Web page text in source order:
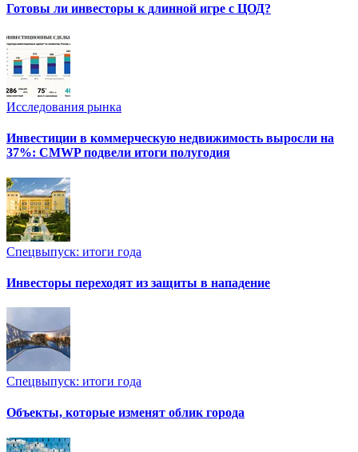
Готовы ли инвесторы к длинной игре с ЦОД?
Исследования рынка
Инвестиции в коммерческую недвижимость выросли на
37%: CMWP подвели итоги полугодия
Спецвыпуск: итоги года
Инвесторы переходят из защиты в нападение
Спецвыпуск: итоги года
Объекты, которые изменят облик города